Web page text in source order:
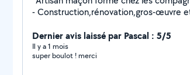
- Construction,rénovation,gros-œuvre
bain,placo,peinture,pose de parquet... -Réalisation de
couverture,toiture,étanchéité... - Aménagement
extérieur, terrasse,carrelage, moquette
Dernier avis laissé par Pascal : 5/5
Il y a 1 mois
super boulot ! merci